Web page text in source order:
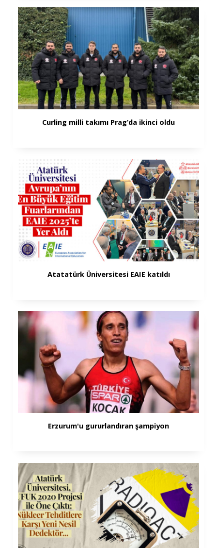
Curling milli takımı Prag’da ikinci oldu
Atatatürk Üniversitesi EAIE katıldı
Erzurum'u gururlandıran şampiyon